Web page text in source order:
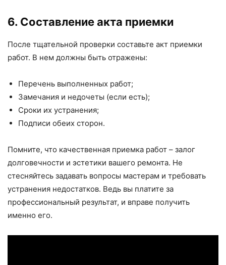
6. Составление акта приемки
После тщательной проверки составьте акт приемки
работ. В нем должны быть отражены:
Перечень выполненных работ;
Замечания и недочеты (если есть);
Сроки их устранения;
Подписи обеих сторон.
Помните, что качественная приемка работ – залог
долговечности и эстетики вашего ремонта. Не
стесняйтесь задавать вопросы мастерам и требовать
устранения недостатков. Ведь вы платите за
профессиональный результат, и вправе получить
именно его.